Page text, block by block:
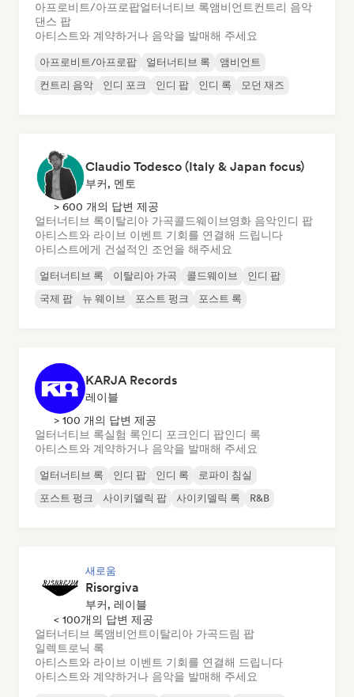
아프로비트/아프로팝얼터너티브 록앰비언트컨트리 음악
댄스 팝
아티스트와 계약하거나 음악을 발매해 주세요
아프로비트/아프로팝 얼터너티브 록
앰비언트
컨트리 음악
인디 포크 인디 팝 인디 록 모던 재즈
Claudio Todesco (Italy & Japan focus)
부커, 멘토
> 600 개의 답변 제공
얼터너티브 록이탈리아 가곡콜드웨이브영화 음악인디 팝
아티스트와 라이브 이벤트 기회를 연결해 드립니다
아티스트에게 건설적인 조언을 해주세요
얼터너티브 록 이탈리아 가곡 콜드웨이브
인디 팝
국제 팝
뉴 웨이브 포스트 펑크 포스트 록
KARJA Records
레이블
> 100 개의 답변 제공
얼터너티브 록실험 록인디 포크인디 팝인디 록
아티스트와 계약하거나 음악을 발매해 주세요
얼터너티브 록 인디 팝 인디 록
로파이 침실
포스트 펑크
사이키델릭 팝 사이키델릭 록 R&B
새로움
Risorgiva
부커, 레이블
< 100개의 답변 제공
얼터너티브 록앰비언트이탈리아 가곡드림 팝
일렉트로닉 록
아티스트와 라이브 이벤트 기회를 연결해 드립니다
아티스트와 계약하거나 음악을 발매해 주세요